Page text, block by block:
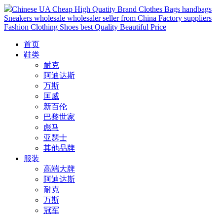
Chinese UA Cheap High Quatity Brand Clothes Bags handbags
Sneakers wholesale wholesaler seller from China Factory suppliers
Fashion Clothing Shoes best Quality Beautiful Price
首页
鞋类
耐克
阿迪达斯
万斯
匡威
新百伦
巴黎世家
彪马
亚瑟士
其他品牌
服装
高端大牌
阿迪达斯
耐克
万斯
冠军